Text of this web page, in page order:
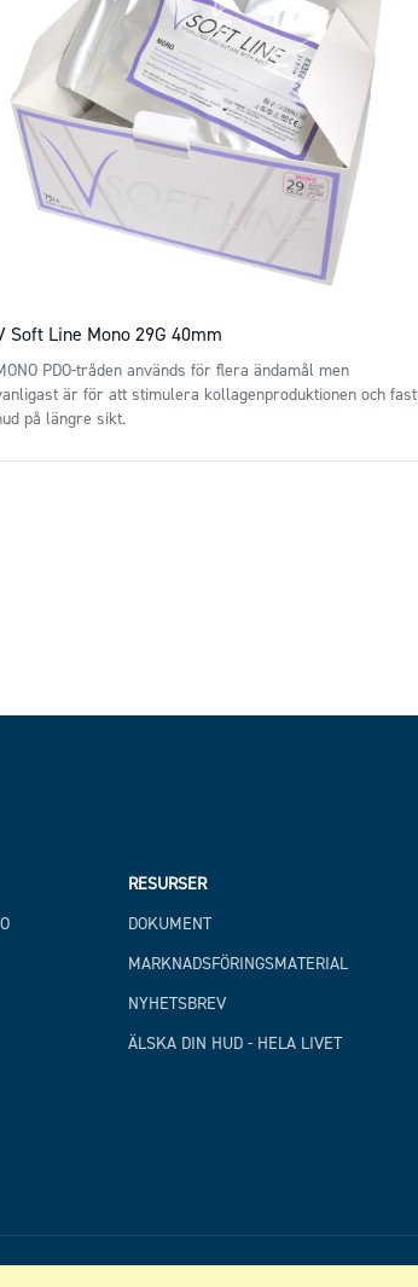
Soft Line Mono 29G 40mm
PDO-tråden används för flera ändamål men
är för att stimulera kollagenproduktionen och fast
på längre sikt.
RESURSER
DOKUMENT
MARKNADSFÖRINGSMATERIAL
NYHETSBREV
ÄLSKA DIN HUD - HELA LIVET